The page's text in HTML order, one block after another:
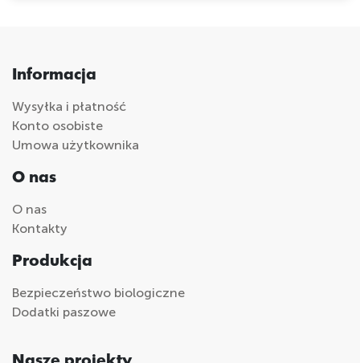
Informacja
Wysyłka i płatność
Konto osobiste
Umowa użytkownika
O nas
O nas
Kontakty
Produkcja
Bezpieczeństwo biologiczne
Dodatki paszowe